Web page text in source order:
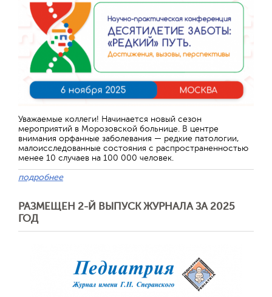
Уважаемые коллеги! Начинается новый сезон
мероприятий в Морозовской больнице. В центре
внимания орфанные заболевания — редкие патологии,
малоисследованные состояния с распространенностью
менее 10 случаев на 100 000 человек.
подробнее
РАЗМЕЩЕН 2-Й ВЫПУСК ЖУРНАЛА ЗА 2025
ГОД